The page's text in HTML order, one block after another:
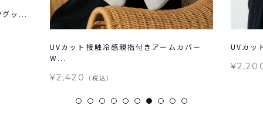
ッ...
UVカット接触冷感親指付きアームカバー
W...
¥2,420 （税込）
UVカッ